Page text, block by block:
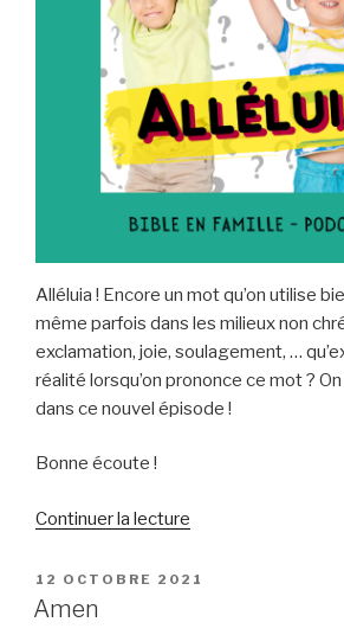
Alléluia ! Encore un mot qu’on utilise
même parfois dans les milieux non
exclamation, joie, soulagement, …
réalité lorsqu’on prononce ce mot ?
dans ce nouvel épisode !
Bonne écoute !
Continuer la lecture
PUBLIÉ
LE
12 OCTOBRE 2021
Amen